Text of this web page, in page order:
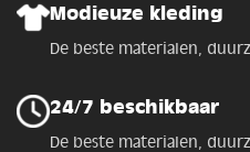
Modieuze kleding
De beste materialen,
24/7 beschikbaar
De beste materialen,